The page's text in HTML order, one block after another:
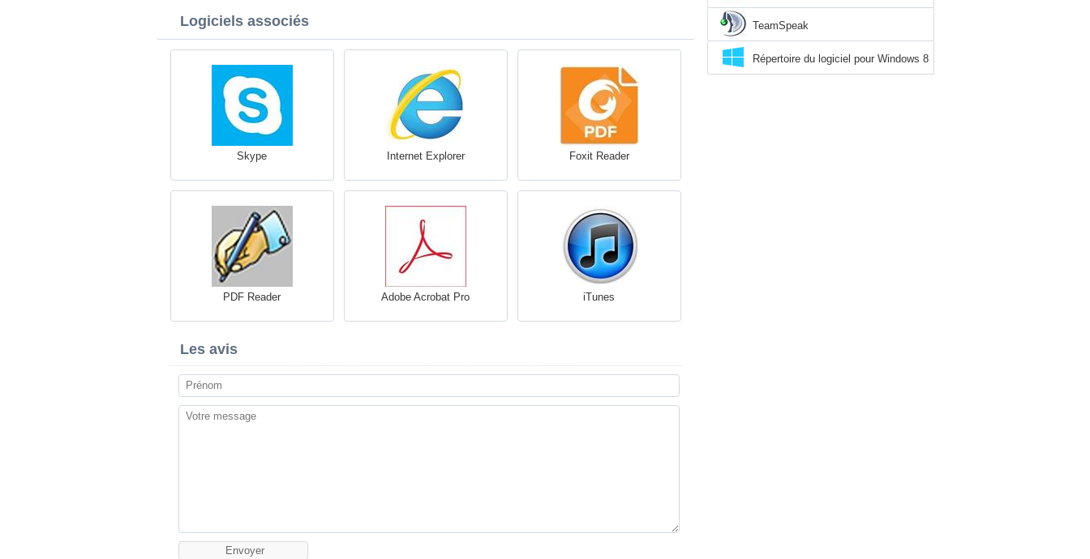
Logiciels associés
Skype Internet Explorer Foxit Reader
PDF Reader Adobe Acrobat Pro iTunes
Les avis
TeamSpeak
Répertoire du logiciel pour Windows 8